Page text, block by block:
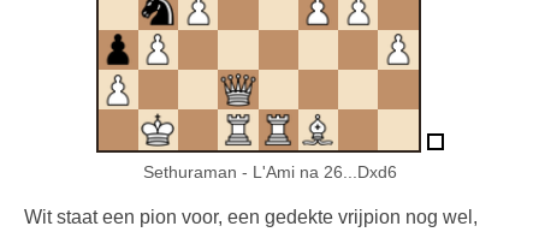
Sethuraman - L'Ami na 26...Dxd6
Wit staat een pion voor, een gedekte vrijpion nog wel,